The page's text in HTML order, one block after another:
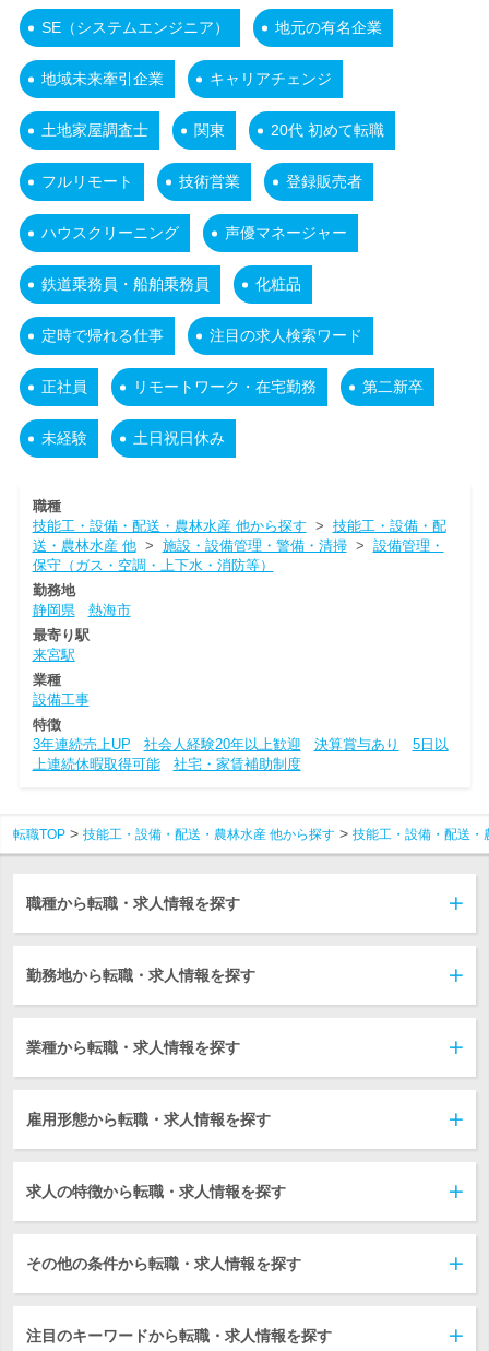
SE（システムエンジニア） 地元の有名企業
地域未来牽引企業 キャリアチェンジ
土地家屋調査士 関東 20代 初めて転職
フルリモート 技術営業 登録販売者
ハウスクリーニング 声優マネージャー
鉄道乗務員・船舶乗務員 化粧品
定時で帰れる仕事 注目の求人検索ワード
正社員 リモートワーク・在宅勤務 第二新卒
未経験 土日祝日休み
職種
技能工・設備・配送・農林水産 他から探す > 技能工・設備・配
送・農林水産 他> 施設・設備管理・警備・清掃> 設備管理・
保守（ガス・空調・上下水・消防等）
勤務地
静岡県
熱海市
最寄り駅
来宮駅
業種
設備工事
特徴
3年連続売上UP
社会人経験20年以上歓迎 決算賞与あり
5日以
上連続休暇取得可能
社宅・家賃補助制度
転職TOP 技能工・設備・配送・農林水産 他から探す 技能工・設備・配送・
職種から転職・求人情報を探す
勤務地から転職・求人情報を探す
業種から転職・求人情報を探す
雇用形態から転職・求人情報を探す
求人の特徴から転職・求人情報を探す
その他の条件から転職・求人情報を探す
注目のキーワードから転職・求人情報を探す